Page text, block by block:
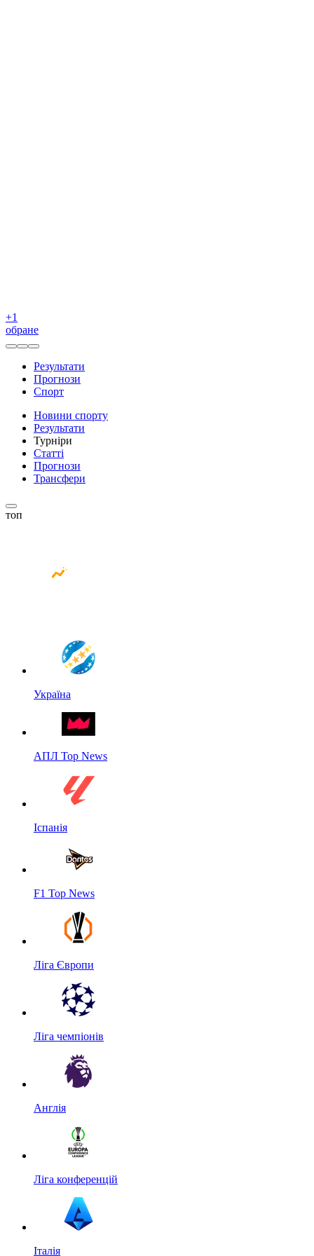
+1
обране
Результати
Прогнози
Спорт
Новини спорту
Результати
Турніри
Статті
Прогнози
Трансфери
топ
Україна
АПЛ Top News
Іспанія
F1 Top News
Ліга Європи
Ліга чемпіонів
Англія
Ліга конференцій
Італія